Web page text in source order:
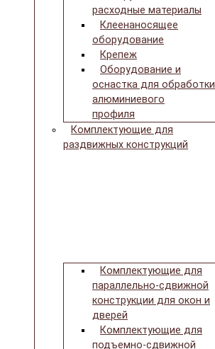
расходные материалы
Клеенаносящее
оборудование
Крепеж
Оборудование и
оснастка для обработки
алюминиевого
профиля
Комплектующие для
раздвижных конструкций
Комплектующие для
параллельно-сдвижной
конструкции для окон и
дверей
Комплектующие для
подъемно-сдвижной